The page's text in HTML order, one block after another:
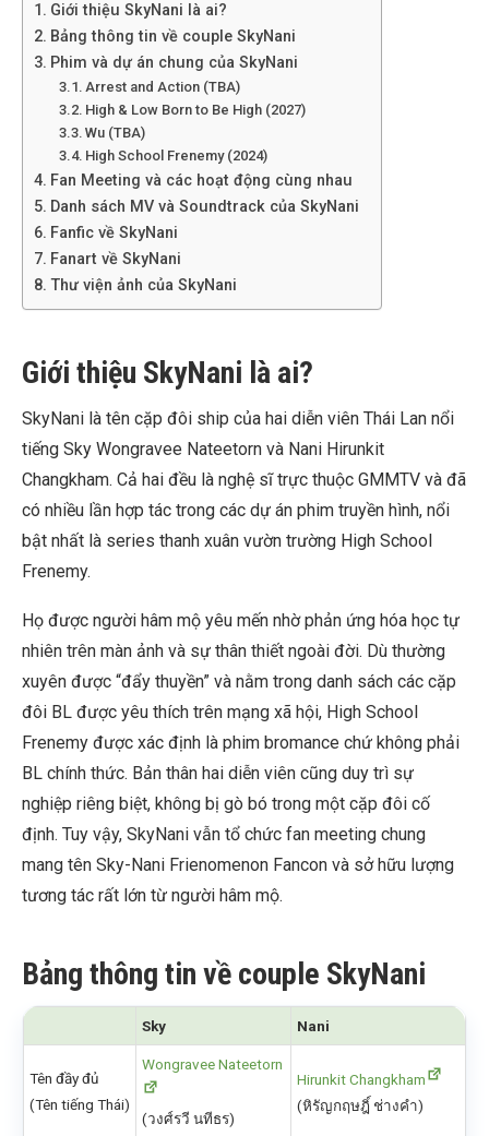
Giới thiệu SkyNani là ai?
Bảng thông tin về couple SkyNani
Phim và dự án chung của SkyNani
Arrest and Action (TBA)
High & Low Born to Be High (2027)
Wu (TBA)
High School Frenemy (2024)
Fan Meeting và các hoạt động cùng nhau
Danh sách MV và Soundtrack của SkyNani
Fanfic về SkyNani
Fanart về SkyNani
Thư viện ảnh của SkyNani
Giới thiệu SkyNani là ai?
SkyNani là tên cặp đôi ship của hai diễn viên Thái Lan nổi
tiếng Sky Wongravee Nateetorn và Nani Hirunkit
Changkham. Cả hai đều là nghệ sĩ trực thuộc GMMTV và đã
có nhiều lần hợp tác trong các dự án phim truyền hình, nổi
bật nhất là series thanh xuân vườn trường High School
Frenemy.
Họ được người hâm mộ yêu mến nhờ phản ứng hóa học tự
nhiên trên màn ảnh và sự thân thiết ngoài đời. Dù thường
xuyên được “đẩy thuyền” và nằm trong danh sách các cặp
đôi BL được yêu thích trên mạng xã hội, High School
Frenemy được xác định là phim bromance chứ không phải
BL chính thức. Bản thân hai diễn viên cũng duy trì sự
nghiệp riêng biệt, không bị gò bó trong một cặp đôi cố
định. Tuy vậy, SkyNani vẫn tổ chức fan meeting chung
mang tên Sky-Nani Frienomenon Fancon và sở hữu lượng
tương tác rất lớn từ người hâm mộ.
Bảng thông tin về couple SkyNani
Sky Nani
Tên đầy đủ
(Tên tiếng Thái)
Wongravee Nateetorn
(วงศ์รวี นทีธร)
Hirunkit Changkham
(หิรัญกฤษฎิ์ ช่างคำ)